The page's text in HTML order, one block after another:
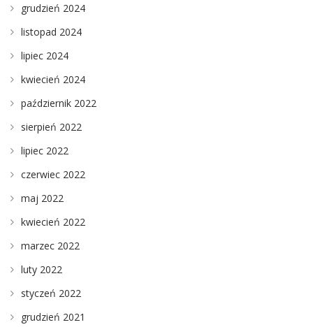
grudzień 2024
listopad 2024
lipiec 2024
kwiecień 2024
październik 2022
sierpień 2022
lipiec 2022
czerwiec 2022
maj 2022
kwiecień 2022
marzec 2022
luty 2022
styczeń 2022
grudzień 2021